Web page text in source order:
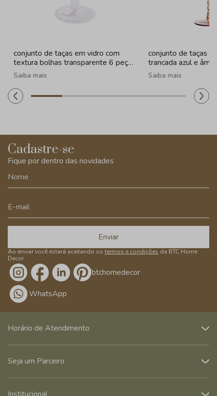
conjunto de taças em vidro com
textura bolhas transparente 6 peças
- 260ml
Saiba mais
conjunto de taças
trancada azul e
320ml
Saiba mais
Cadastre-se
Fique por dentro das novidades
Enviar
Ao enviar você estará aceitando os termos e condições da BTC Home
Decor
/btchomedecor
WhatsApp
Horário de Atendimento
Seja um Parceiro